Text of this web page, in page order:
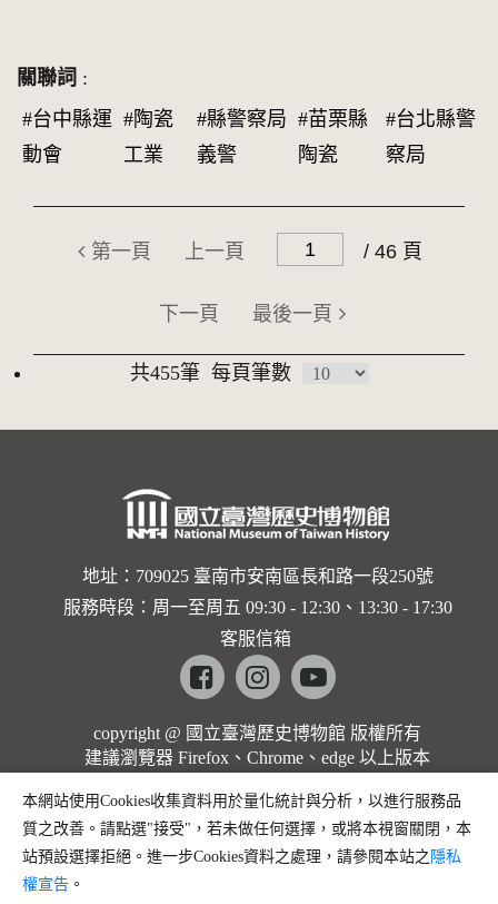
關聯詞 :
#台中縣運
動會
#陶瓷
工業
#縣警察局
義警
#苗栗縣
陶瓷
#台北縣警
察局
第一頁 上一頁 / 46 頁
下一頁 最後一頁
共455筆 每頁筆數
地址：709025 臺南市安南區長和路一段250號
服務時段：周一至周五 09:30 - 12:30、13:30 - 17:30
客服信箱
Facebookinstagramyoutube
copyright @ 國立臺灣歷史博物館 版權所有
建議瀏覽器 Firefox、Chrome、edge 以上版本
本網站使用Cookies收集資料用於量化統計與分析，以進行服務品
質之改善。請點選"接受"，若未做任何選擇，或將本視窗關閉，本
站預設選擇拒絕。進一步Cookies資料之處理，請參閱本站之 隱私
權宣告 。